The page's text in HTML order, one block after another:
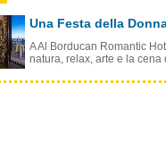
Una Festa della
A Al Borducan Romantic
natura, relax, arte e la cena